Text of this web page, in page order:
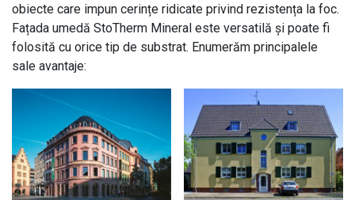
obiecte care impun cerințe ridicate privind rezistența la foc.
Fațada umedă StoTherm Mineral este versatilă și poate fi
folosită cu orice tip de substrat. Enumerăm principalele
sale avantaje: